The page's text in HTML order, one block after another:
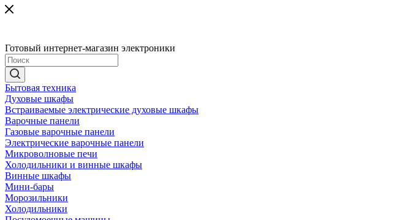
Готовый интернет-магазин электроники
Бытовая техника
Духовые шкафы
Встраиваемые электрические духовые шкафы
Варочные панели
Газовые варочные панели
Электрические варочные панели
Микроволновые печи
Холодильники и винные шкафы
Винные шкафы
Мини-бары
Морозильники
Холодильники